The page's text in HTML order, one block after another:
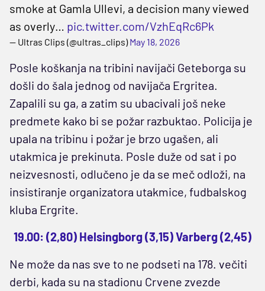
smoke at Gamla Ullevi, a decision many viewed
as overly… pic.twitter.com/VzhEqRc6Pk
— Ultras Clips (@ultras_clips)May 18, 2026
Posle koškanja na tribini navijači Geteborga su
došli do šala jednog od navijača Ergritea.
Zapalili su ga, a zatim su ubacivali još neke
predmete kako bi se požar razbuktao. Policija je
upala na tribinu i požar je brzo ugašen, ali
utakmica je prekinuta. Posle duže od sat i po
neizvesnosti, odlučeno je da se meč odloži, na
insistiranje organizatora utakmice, fudbalskog
kluba Ergrite.
19.00: (2,80) Helsingborg (3,15) Varberg (2,45)
Ne može da nas sve to ne podseti na 178. večiti
derbi, kada su na stadionu Crvene zvezde